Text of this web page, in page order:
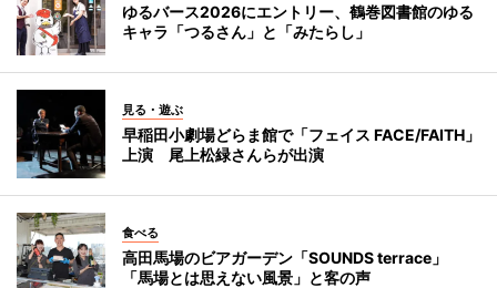
ゆるバース2026にエントリー、鶴巻図書館のゆる
キャラ「つるさん」と「みたらし」
見る・遊ぶ
早稲田小劇場どらま館で「フェイス FACE/FAITH」
上演 尾上松緑さんらが出演
食べる
高田馬場のビアガーデン「SOUNDS terrace」
「馬場とは思えない風景」と客の声